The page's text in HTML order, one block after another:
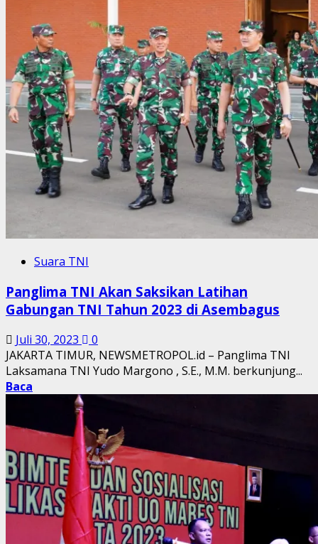
Suara TNI
Panglima TNI Akan Saksikan Latihan
Gabungan TNI Tahun 2023 di Asembagus
Juli 30, 2023
0
JAKARTA TIMUR, NEWSMETROPOL.id – Panglima TNI
Laksamana TNI Yudo Margono , S.E., M.M. berkunjung...
Baca